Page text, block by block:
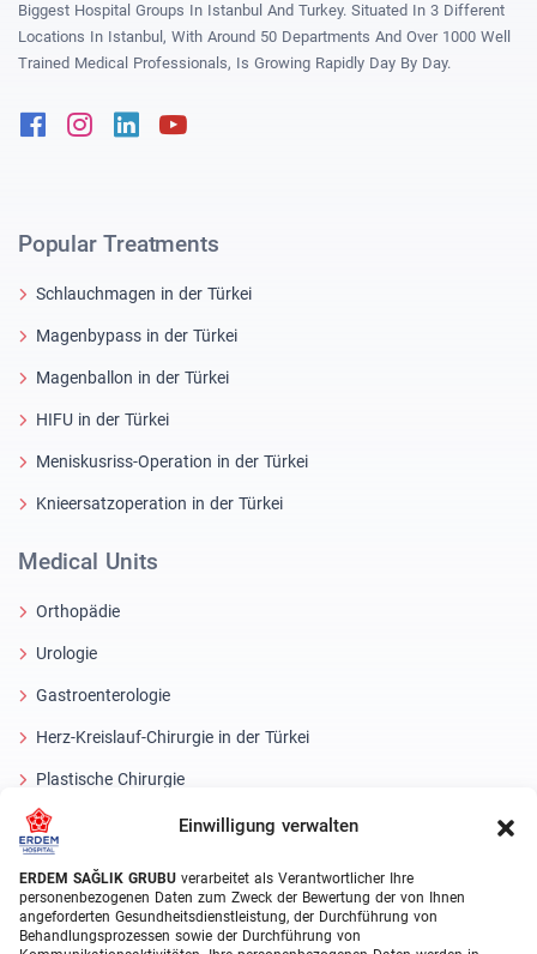
Einwilligung verwalten
ERDEM SAĞLIK GRUBU verarbeitet als Verantwortlicher Ihre
personenbezogenen Daten zum Zweck der Bewertung der von Ihnen
angeforderten Gesundheitsdienstleistung, der Durchführung von
Behandlungsprozessen sowie der Durchführung von
Biggest Hospital Groups In Istanbul And Turkey. Situated In 3 Different
Locations In Istanbul, With Around 50 Departments And Over 1000 Well
Trained Medical Professionals, Is Growing Rapidly Day By Day.
FacebookInstagram
Linkedin
Popular Treatments
Schlauchmagen in der Türkei
Magenbypass in der Türkei
Magenballon in der Türkei
HIFU in der Türkei
Meniskusriss-Operation in der Türkei
Knieersatzoperation in der Türkei
Medical Units
Orthopädie
Urologie
Gastroenterologie
Herz-Kreislauf-Chirurgie in der Türkei
Plastische Chirurgie
Haartransplantationsbehandlungen
Laser Eye